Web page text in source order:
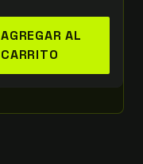
AGREGAR AL
CARRITO